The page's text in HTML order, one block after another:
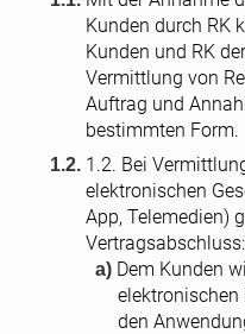
Kunden durch RK
Kunden und RK
Vermittlung von
Auftrag und
bestimmten Form.
1.2. Bei
elektronischen
App, Telemedien)
Vertragsabschluss:
Dem Kunden
elektronischen
den